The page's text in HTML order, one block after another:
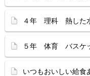
４年 理科 熱した
５年 体育 バスケ
いつもおいしい給食